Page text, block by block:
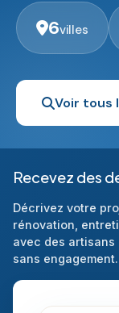
6villes
Voir tous
Recevez des
Décrivez votre
rénovation,
avec des
sans engagement.